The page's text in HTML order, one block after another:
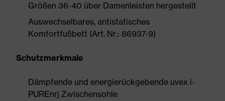
Größen 36-40 über Damenleisten hergestellt
Auswechselbares, antistatisches
Komfortfußbett (Art. Nr.: 86937-9)
Schutzmerkmale
Dämpfende und energierückgebende uvex i-
PUREnrj Zwischensohle